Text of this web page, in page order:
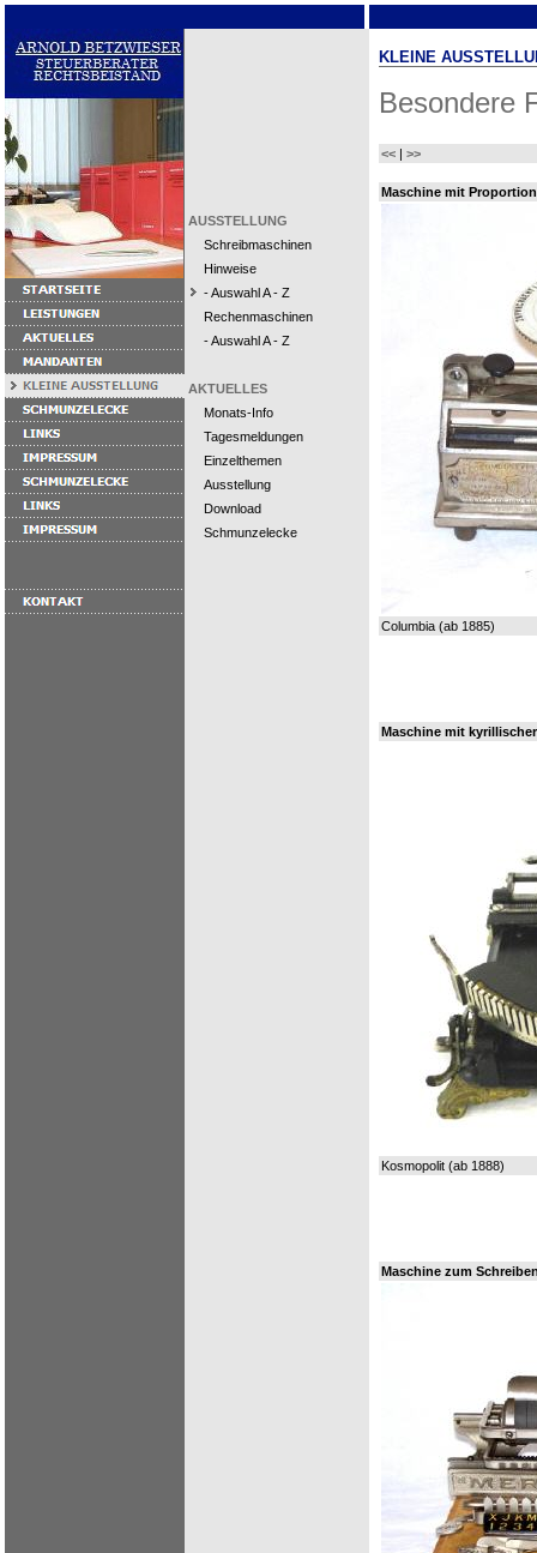
AUSSTELLUNG
Schreibmaschinen
Hinweise
- Auswahl A - Z
Rechenmaschinen
- Auswahl A - Z
AKTUELLES
Monats-Info
Tagesmeldungen
Einzelthemen
Ausstellung
Download
Schmunzelecke
KLEINE
Besondere
<< | >>
Maschine mit
Columbia (ab 1885)
Maschine mit
Kosmopolit (ab 1888)
Maschine zum